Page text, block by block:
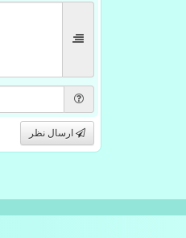
ارسال نظر